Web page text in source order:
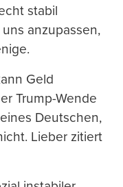
stabil
anzupassen,
Geld
Trump-Wende
Deutschen,
Lieber zitiert